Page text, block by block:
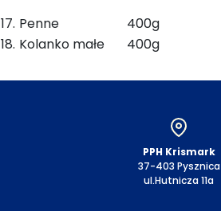
17. Penne 400g
18. Kolanko małe 400g
PPH Krismark
37-403 Pysznica
ul.Hutnicza 11a